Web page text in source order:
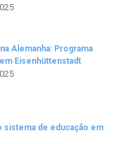
Alemanha: Programa
Eisenhüttenstadt
sistema de educação em